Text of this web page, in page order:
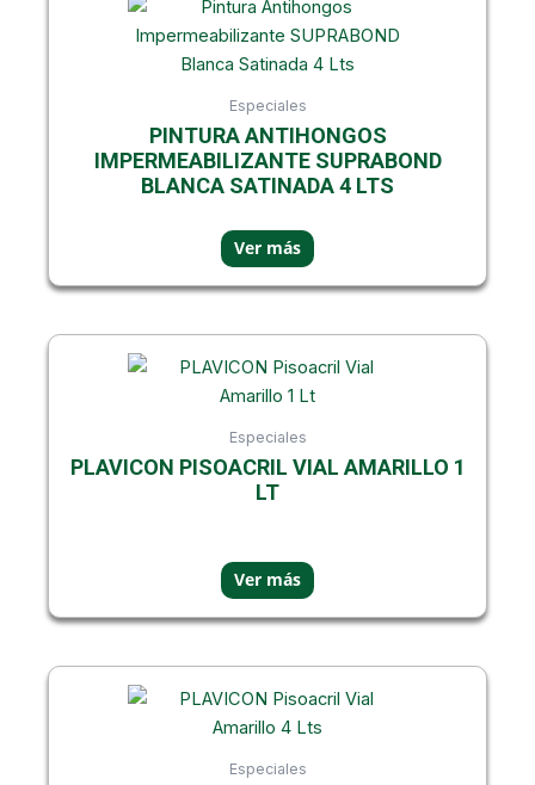
Especiales
PINTURA ANTIHONGOS
IMPERMEABILIZANTE SUPRABOND
BLANCA SATINADA 4 LTS
Especiales
PLAVICON PISOACRIL VIAL AMARILLO 1
LT
Especiales